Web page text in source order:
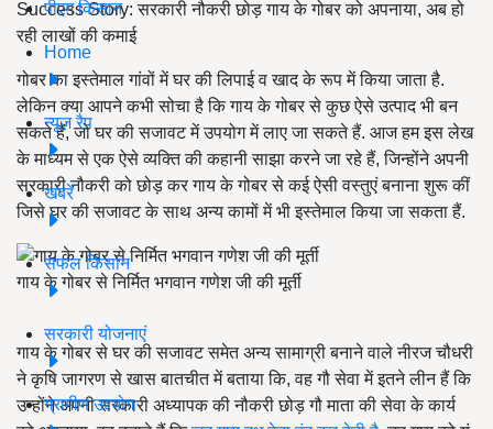
पीएम किसान
Home
न्यूज़ रैप
खबरें
सफल किसान
सरकारी योजनाएं
ग्रामीण उद्द्योग
Success Story: सरकारी नौकरी छोड़ गाय के गोबर को अपनाया, अब हो
रही लाखों की कमाई
गोबर का इस्तेमाल गांवों में घर की लिपाई व खाद के रूप में किया जाता है.
लेकिन क्या आपने कभी सोचा है कि गाय के गोबर से कुछ ऐसे उत्पाद भी बन
सकते हैं, जो घर की सजावट में उपयोग में लाए जा सकते हैं. आज हम इस लेख
के माध्यम से एक ऐसे व्यक्ति की कहानी साझा करने जा रहे हैं, जिन्होंने अपनी
सरकारी नौकरी को छोड़ कर गाय के गोबर से कई ऐसी वस्तुएं बनाना शुरू कीं
जिसे घर की सजावट के साथ अन्य कामों में भी इस्तेमाल किया जा सकता हैं.
गाय के गोबर से निर्मित भगवान गणेश जी की मूर्ती
गाय के गोबर से घर की सजावट समेत अन्य सामाग्री बनाने वाले नीरज चौधरी
ने कृषि जागरण से खास बातचीत में बताया कि, वह गौ सेवा में इतने लीन हैं कि
उन्होंने अपनी सरकारी अध्यापक की नौकरी छोड़ गौ माता की सेवा के कार्य